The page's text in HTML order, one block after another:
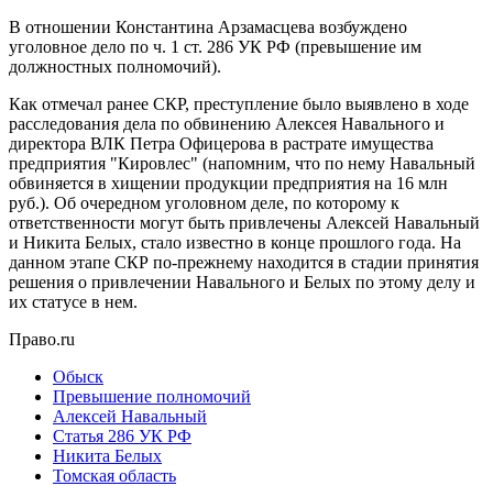
В отношении Константина Арзамасцева возбуждено
уголовное дело по ч. 1 ст. 286 УК РФ (превышение им
должностных полномочий).
Как отмечал ранее СКР, преступление было выявлено в ходе
расследования дела по обвинению Алексея Навального и
директора ВЛК Петра Офицерова в растрате имущества
предприятия "Кировлес" (напомним, что по нему Навальный
обвиняется в хищении продукции предприятия на 16 млн
руб.). Об очередном уголовном деле, по которому к
ответственности могут быть привлечены Алексей Навальный
и Никита Белых, стало известно в конце прошлого года. На
данном этапе СКР по-прежнему находится в стадии принятия
решения о привлечении Навального и Белых по этому делу и
их статусе в нем.
Право.ru
Обыск
Превышение полномочий
Алексей Навальный
Статья 286 УК РФ
Никита Белых
Томская область